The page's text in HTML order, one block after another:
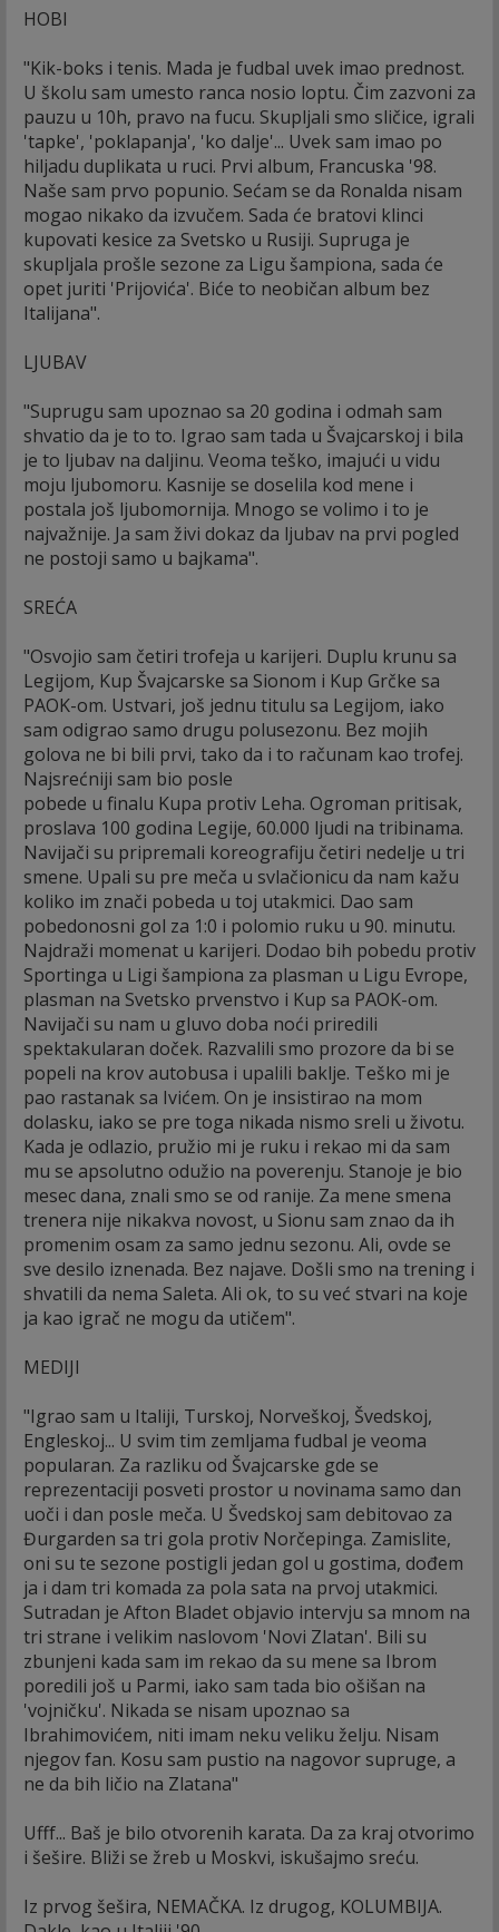
HOBI
"Kik-boks i tenis. Mada je fudbal uvek imao prednost.
U školu sam umesto ranca nosio loptu. Čim zazvoni za
pauzu u 10h, pravo na fucu. Skupljali smo sličice, igrali
'tapke', 'poklapanja', 'ko dalje'... Uvek sam imao po
hiljadu duplikata u ruci. Prvi album, Francuska '98.
Naše sam prvo popunio. Sećam se da Ronalda nisam
mogao nikako da izvučem. Sada će bratovi klinci
kupovati kesice za Svetsko u Rusiji. Supruga je
skupljala prošle sezone za Ligu šampiona, sada će
opet juriti 'Prijovića'. Biće to neobičan album bez
Italijana".
LJUBAV
"Suprugu sam upoznao sa 20 godina i odmah sam
shvatio da je to to. Igrao sam tada u Švajcarskoj i bila
je to ljubav na daljinu. Veoma teško, imajući u vidu
moju ljubomoru. Kasnije se doselila kod mene i
postala još ljubomornija. Mnogo se volimo i to je
najvažnije. Ja sam živi dokaz da ljubav na prvi pogled
ne postoji samo u bajkama".
SREĆA
"Osvojio sam četiri trofeja u karijeri. Duplu krunu sa
Legijom, Kup Švajcarske sa Sionom i Kup Grčke sa
PAOK-om. Ustvari, još jednu titulu sa Legijom, iako
sam odigrao samo drugu polusezonu. Bez mojih
golova ne bi bili prvi, tako da i to računam kao trofej.
Najsrećniji sam bio posle
pobede u finalu Kupa protiv Leha. Ogroman pritisak,
proslava 100 godina Legije, 60.000 ljudi na tribinama.
Navijači su pripremali koreografiju četiri nedelje u tri
smene. Upali su pre meča u svlačionicu da nam kažu
koliko im znači pobeda u toj utakmici. Dao sam
pobedonosni gol za 1:0 i polomio ruku u 90. minutu.
Najdraži momenat u karijeri. Dodao bih pobedu protiv
Sportinga u Ligi šampiona za plasman u Ligu Evrope,
plasman na Svetsko prvenstvo i Kup sa PAOK-om.
Navijači su nam u gluvo doba noći priredili
spektakularan doček. Razvalili smo prozore da bi se
popeli na krov autobusa i upalili baklje. Teško mi je
pao rastanak sa Ivićem. On je insistirao na mom
dolasku, iako se pre toga nikada nismo sreli u životu.
Kada je odlazio, pružio mi je ruku i rekao mi da sam
mu se apsolutno odužio na poverenju. Stanoje je bio
mesec dana, znali smo se od ranije. Za mene smena
trenera nije nikakva novost, u Sionu sam znao da ih
promenim osam za samo jednu sezonu. Ali, ovde se
sve desilo iznenada. Bez najave. Došli smo na trening i
shvatili da nema Saleta. Ali ok, to su već stvari na koje
ja kao igrač ne mogu da utičem".
MEDIJI
"Igrao sam u Italiji, Turskoj, Norveškoj, Švedskoj,
Engleskoj... U svim tim zemljama fudbal je veoma
popularan. Za razliku od Švajcarske gde se
reprezentaciji posveti prostor u novinama samo dan
uoči i dan posle meča. U Švedskoj sam debitovao za
Đurgarden sa tri gola protiv Norčepinga. Zamislite,
oni su te sezone postigli jedan gol u gostima, dođem
ja i dam tri komada za pola sata na prvoj utakmici.
Sutradan je Afton Bladet objavio intervju sa mnom na
tri strane i velikim naslovom 'Novi Zlatan'. Bili su
zbunjeni kada sam im rekao da su mene sa Ibrom
poredili još u Parmi, iako sam tada bio ošišan na
'vojničku'. Nikada se nisam upoznao sa
Ibrahimovićem, niti imam neku veliku želju. Nisam
njegov fan. Kosu sam pustio na nagovor supruge, a
ne da bih ličio na Zlatana"
Ufff... Baš je bilo otvorenih karata. Da za kraj otvorimo
i šešire. Bliži se žreb u Moskvi, iskušajmo sreću.
Iz prvog šešira, NEMAČKA. Iz drugog, KOLUMBIJA.